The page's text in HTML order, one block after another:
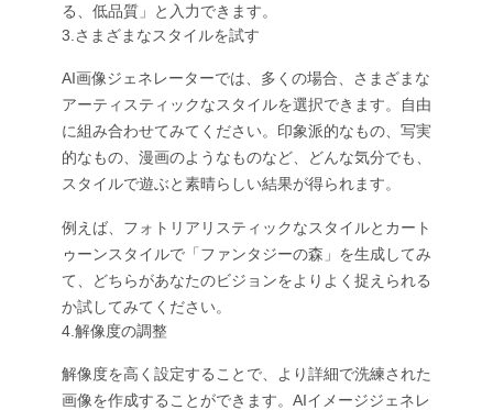
る、低品質」と入力できます。
3.さまざまなスタイルを試す
AI画像ジェネレーターでは、多くの場合、さまざまな
アーティスティックなスタイルを選択できます。自由
に組み合わせてみてください。印象派的なもの、写実
的なもの、漫画のようなものなど、どんな気分でも、
スタイルで遊ぶと素晴らしい結果が得られます。
例えば、フォトリアリスティックなスタイルとカート
ゥーンスタイルで「ファンタジーの森」を生成してみ
て、どちらがあなたのビジョンをよりよく捉えられる
か試してみてください。
4.解像度の調整
解像度を高く設定することで、より詳細で洗練された
画像を作成することができます。AIイメージジェネレ